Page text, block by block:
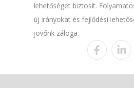
lehetőséget biztosít.
új irányokat és fejlődési
jövőnk záloga.